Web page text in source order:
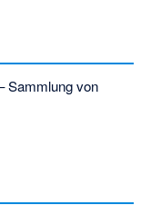
Sammlung von